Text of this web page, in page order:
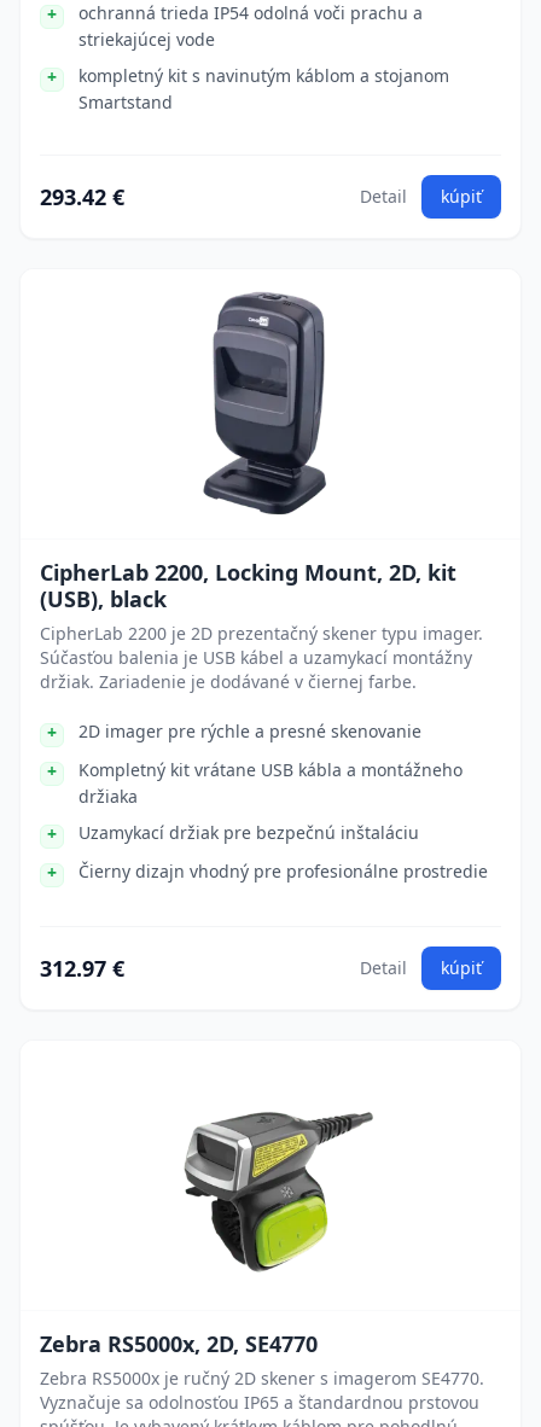
ochranná trieda IP54 odolná voči prachu a
striekajúcej vode
kompletný kit s navinutým káblom a stojanom
Smartstand
293.42 € Detail kúpiť
CipherLab 2200, Locking Mount, 2D, kit
(USB), black
CipherLab 2200 je 2D prezentačný skener typu imager.
Súčasťou balenia je USB kábel a uzamykací montážny
držiak. Zariadenie je dodávané v čiernej farbe.
2D imager pre rýchle a presné skenovanie
Kompletný kit vrátane USB kábla a montážneho
držiaka
Uzamykací držiak pre bezpečnú inštaláciu
Čierny dizajn vhodný pre profesionálne prostredie
312.97 € Detail kúpiť
Zebra RS5000x, 2D, SE4770
Zebra RS5000x je ručný 2D skener s imagerom SE4770.
Vyznačuje sa odolnosťou IP65 a štandardnou prstovou